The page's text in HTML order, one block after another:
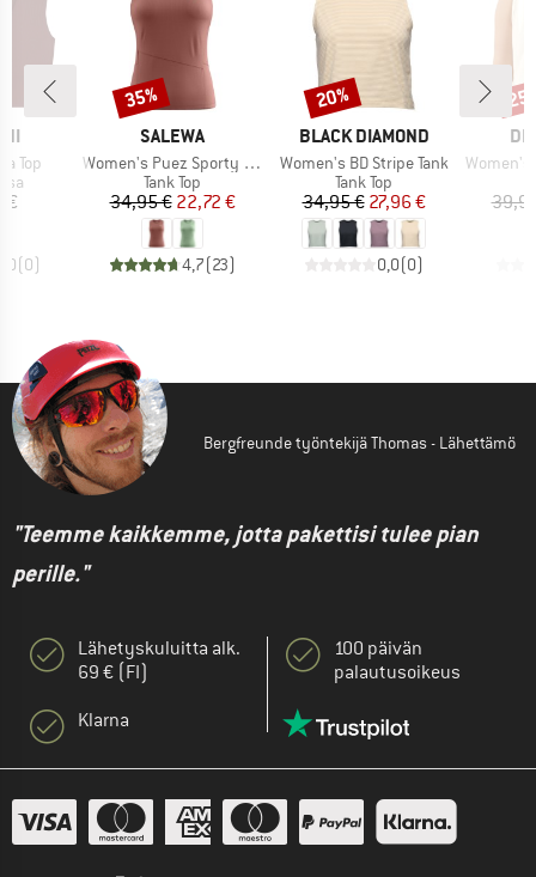
Top
€
(0)
MERKKI
SALEWA
Tuote
Women's Puez Sporty Dry Tank
Tuoteryhmä
Tank Top
Hinta
34,95 €Alennettu hinta
22,72 €
4,7(23)
Alennus
35%
MERKKI
BLACK DIAMOND
Tuote
Women's BD Stripe Tank
Tuoteryhmä
Tank Top
Hinta
34,95 €Alennettu hinta
27,96 €
0,0(0)
Alennus
20%
Tuote
Women's
Bergfreunde työntekijä Thomas - Lähettämö
"Teemme kaikkemme, jotta pakettisi tulee pian
perille."
Lähetyskuluitta alk.
69 € (FI)
Klarna
100 päivän
palautusoikeus